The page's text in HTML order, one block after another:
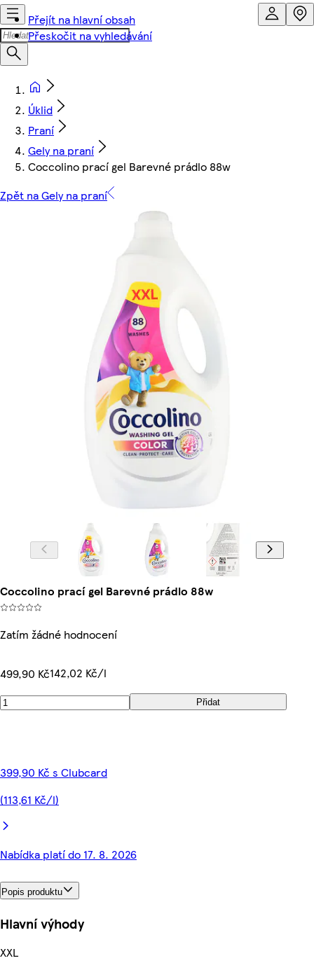
Přejít na hlavní obsah
Přeskočit na vyhledávání
Úklid
Praní
Gely na praní
Coccolino prací gel Barevné prádlo 88w
Zpět na Gely na praní
Coccolino prací gel Barevné prádlo 88w
Zatím žádné hodnocení
499,90 Kč142,02 Kč/l
Přidat
399,90 Kč s Clubcard
(113,61 Kč/l)
Nabídka platí do 17. 8. 2026
Popis produktu
Hlavní výhody
XXL